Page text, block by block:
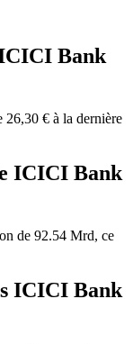
Bank
€ à la dernière
ICICI Bank
de 92.54 Mrd, ce
ICICI Bank